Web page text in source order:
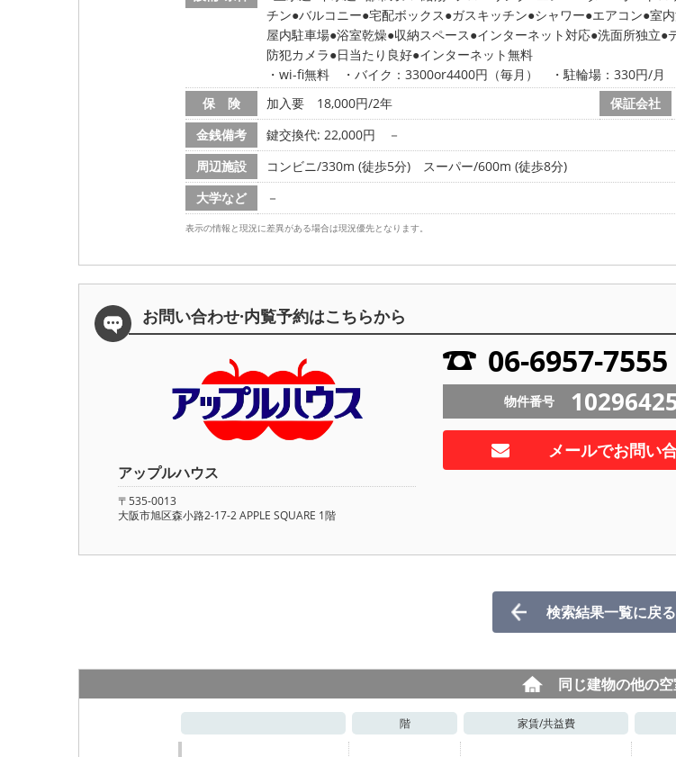
チン バルコニー 宅配ボックス ガスキッチン シャワー エアコン 室
屋内駐車場 浴室乾燥 収納スペース インターネット対応 洗面所独立
防犯カメラ
日当たり良好 インターネット無料
・wi-fi無料 ・バイク：3300or4400円（毎月） ・駐輪場：330円/月
保 険
加入要 18,000円/2年 保証会社
金銭備考
鍵交換代: 22,000円
－
周辺施設
コンビニ/330m (徒歩5分)
スーパー/600m (徒歩8分)
大学など
－
表示の情報と現況に差異がある場合は現況優先となります。
お問い合わせ·内覧予約はこちらから
アップルハウス
〒535-0013
大阪市旭区森小路2-17-2 APPLE SQUARE 1階
06-6957-7555
物件番号
メールでお問い
検索結果一覧に戻る
同じ建物の他の
階 家賃/共益費